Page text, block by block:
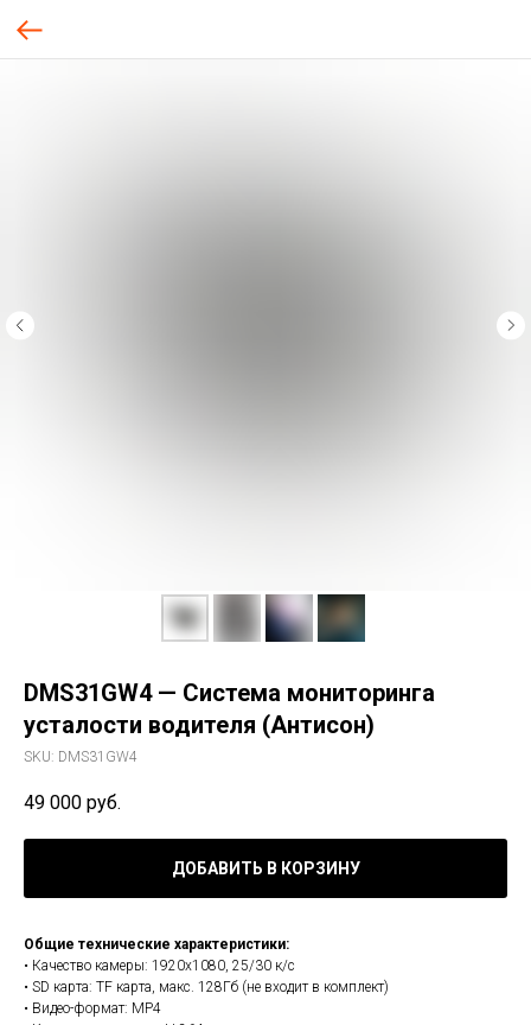
DMS31GW4 — Система мониторинга
усталости водителя (Антисон)
SKU: DMS31GW4
49 000 руб.
ДОБАВИТЬ В КОРЗИНУ
Общие технические характеристики:
• Качество камеры: 1920x1080, 25/30 к/с
• SD карта: TF карта, макс. 128Гб (не входит в комплект)
• Видео-формат: MP4